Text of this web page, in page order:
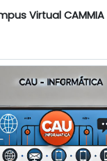
Virtual CAMMIA